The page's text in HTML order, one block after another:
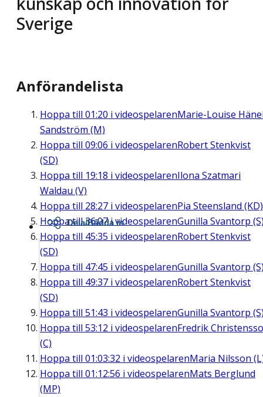
Sverige
Anförandelista
Hoppa till 01:20 i videospelarenMarie-Louise
Sandström (M)
Hoppa till 09:06 i videospelarenRobert Stenkvist
(SD)
Hoppa till 19:18 i videospelarenIlona Szatmari
Waldau (V)
Hoppa till 28:27 i videospelarenPia Steensland (KD)
Hoppa till36:07i videospelarenGunilla Svantorp
Hoppa till 45:35 i videospelarenRobert Stenkvist
(SD)
Hoppa till 47:45 i videospelarenGunilla Svantorp
Hoppa till 49:37 i videospelarenRobert Stenkvist
(SD)
Hoppa till 51:43 i videospelarenGunilla Svantorp
Hoppa till 53:12 i videospelarenFredrik
(C)
Hoppa till 01:03:32 i videospelarenMaria Nilsson
Hoppa till 01:12:56 i videospelarenMats Berglund
(MP)
Dela/Bädda in